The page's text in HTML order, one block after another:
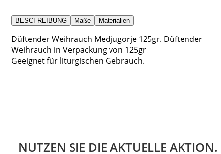
BESCHREIBUNG Maße Materialien
Düftender Weihrauch Medjugorje 125gr. Düftender
Weihrauch in Verpackung von 125gr.
Geeignet für liturgischen Gebrauch.
NUTZEN SIE DIE AKTUELLE AKTION.